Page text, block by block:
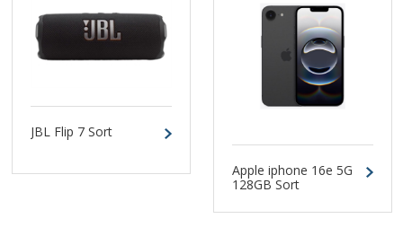
JBL Flip 7 Sort
Apple iphone 16e 5G
128GB Sort